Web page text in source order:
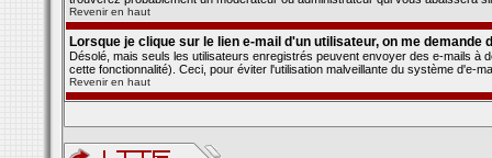
Revenir en haut
Lorsque je clique sur le lien e-mail d'un utilisateur, on me demande
Désolé, mais seuls les utilisateurs enregistrés peuvent envoyer des e-mails à
cette fonctionnalité). Ceci, pour éviter l'utilisation malveillante du système d'e-
Revenir en haut